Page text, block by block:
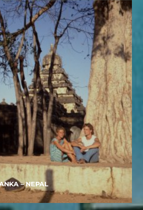
– NEPAL